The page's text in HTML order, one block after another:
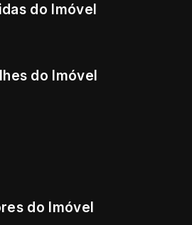
do Imóvel
do Imóvel
do Imóvel